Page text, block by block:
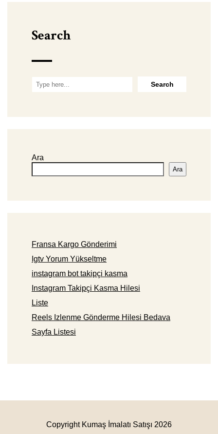
Search
Ara
Ara
Fransa Kargo Gönderimi
Igtv Yorum Yükseltme
instagram bot takipçi kasma
Instagram Takipçi Kasma Hilesi
Liste
Reels Izlenme Gönderme Hilesi Bedava
Sayfa Listesi
Copyright Kumaş İmalatı Satışı 2026